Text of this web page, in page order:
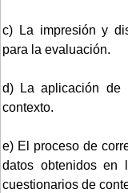
c) La impresión y
para la evaluación.
d) La aplicación de
contexto.
e) El proceso de
datos obtenidos
cuestionarios de